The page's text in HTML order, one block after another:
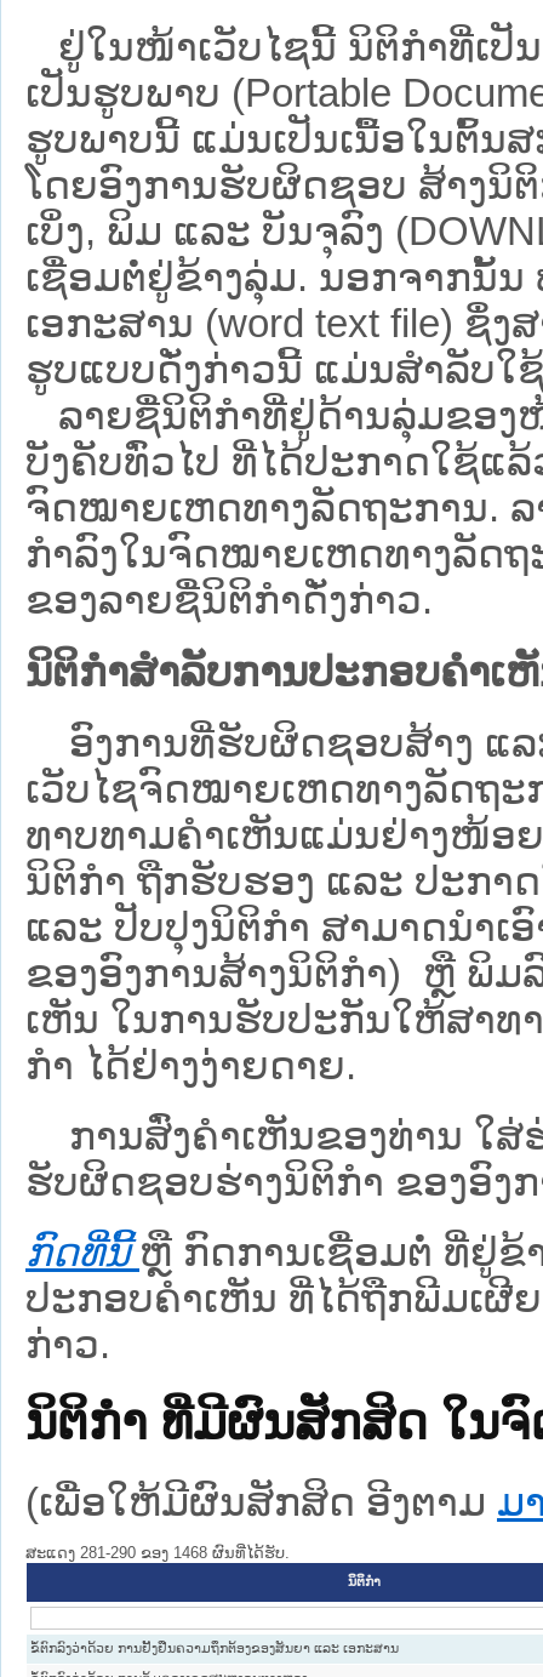
ຢູ່ໃນໜ້າ​ເວັບ​ໄຊ​ນີ້ ນິຕິກຳທີ່ເປັ
ເປັນຮູບພາບ (Portable
ຮູບພາບນີ້ ແມ່ນເປັນເນື້ອໃນຕົ້ນ
ໂດຍອົງການຮັບຜິດຊອບ ສ້າງນິ
ເບິ່ງ, ພິມ ແລະ ບັນຈຸລົງ
ເຊື່ອມຕໍ່ຢູ່ຂ້າງລຸ່ມ. ນອກຈາກນັ້ນ
ເອກະສານ (word text file) ຊຶ່
ຮູບແບບດັ່ງກ່າວນີ້ ແມ່ນສຳລັບໃ
ລາຍຊື່ນິຕິກຳທີ່ຢູ່ດ້ານລຸ່ມຂອງ
ບັງຄັບທົ່ວໄປ ທີ່ໄດ້ປະກາດໃຊ້ແ
ຈົດໝາຍເຫດທາງລັດຖະການ.
ກຳລົງໃນຈົດໝາຍເຫດທາງລັດ
ຂອງລາຍຊື່ນິຕິກໍາດັ່ງກ່າວ.
ນິຕິກຳສຳລັບການປະກອບຄຳເ
ອົງການທີ່ຮັບຜິດຊອບສ້າງ ແລ
ເວັບ​ໄຊຈົດໝາຍເຫດທາງລັດຖະ
ທາບທາມຄໍາເຫັນແມ່ນຢ່າງໜ້ອ
ນິຕິກໍາ ຖືກຮັບຮອງ ແລະ ປະກາ
ແລະ ປັບປຸງນິຕິກໍາ ສາມາດນຳເ
ຂອງອົງການສ້າງນິຕິກຳ) ຫຼື ພິມ
ເຫັນ ໃນການຮັບປະກັນໃຫ້ສາທ
ກຳ ໄດ້ຢ່າງງ່າຍດາຍ.
ການສົ່ງຄໍາເຫັນຂອງທ່ານ ໃສ່
ຮັບຜິດຊອບຮ່າງນິຕິກຳ ຂອງອົງ
ກົດທີ່ນີ້ ຫຼື ກົດການເຊື່ອມຕໍ່ ທີ່ຢູ່ຂ້
ປະກອບຄຳເຫັນ ທີ່ໄດ້ຖືກພີມເຜີ
ກ່າວ.
ນິຕິກໍາ ທີ່ມີຜົນສັກສິດ ໃນ
(ເພື່ອໃຫ້ມີຜົນສັກສິດ ອີງຕາມ ມ
ສະແດງ 281-290 ຂອງ 1468 ຜົນທີ່ໄດ້ຮັບ.
ນິຕິກໍາ
ຂໍ້ຕົກລົງວ່າດ້ວຍ ການຢັ້ງຢືນຄວາມຖຶກຕ້ອງຂອງສັນຍາ ແລະ ເອກະສານ